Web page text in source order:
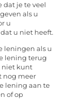
dat je te veel
als u
u
u niet heeft.
leningen als u
lening terug
niet kunt
nog meer
lening aan te
of op